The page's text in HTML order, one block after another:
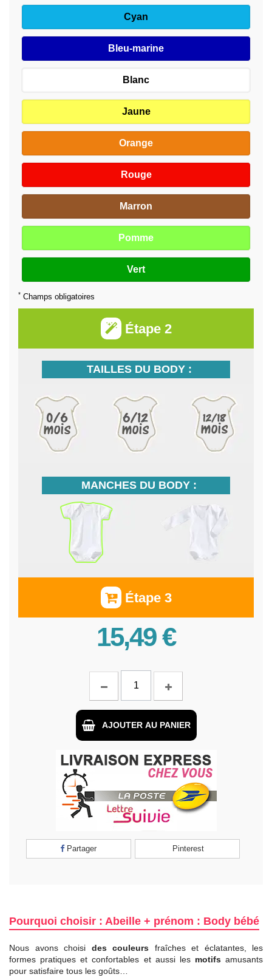
Cyan
Bleu-marine
Blanc
Jaune
Orange
Rouge
Marron
Pomme
Vert
* Champs obligatoires
Étape 2
TAILLES DU BODY :
MANCHES DU BODY :
Étape 3
15,49 €
AJOUTER AU PANIER
Partager Pinterest
Pourquoi choisir : Abeille + prénom : Body bébé
Nous avons choisi des couleurs fraîches et éclatantes, les
formes pratiques et confortables et aussi les motifsamusants
pour satisfaire tous les goûts…